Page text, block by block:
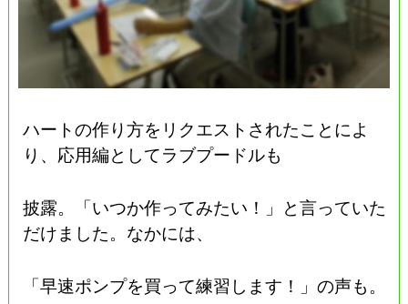
ハートの作り方をリクエストされたことによ
り、応用編としてラブプードルも
披露。「いつか作ってみたい！」と言っていた
だけました。なかには、
「早速ポンプを買って練習します！」の声も。